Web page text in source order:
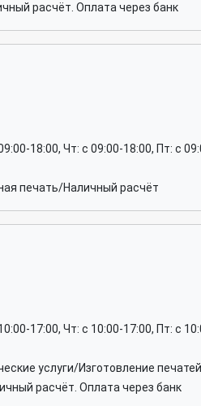
расчёт. Оплата через банк
18:00, Чт: c 09:00-18:00, Пт: c
печать/Наличный расчёт
17:00, Чт: c 10:00-17:00, Пт: c
услуги/Изготовление
расчёт. Оплата через банк